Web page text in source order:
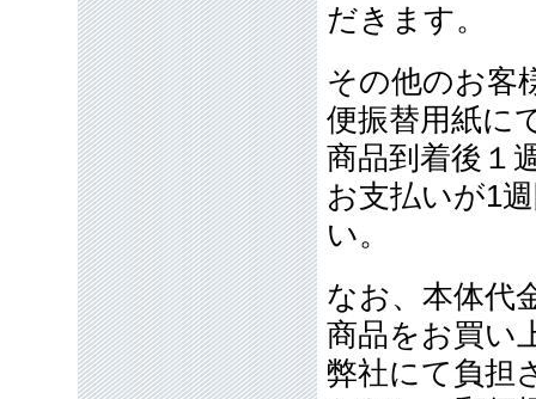
だきます。
その他のお客
便振替用紙に
商品到着後１
お支払いが1
い。
なお、本体代
商品をお買い
弊社にて負担